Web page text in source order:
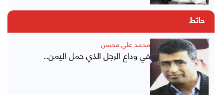
حائط
محمد علي محسن
في وداع الرجل الذي حمل اليمن..